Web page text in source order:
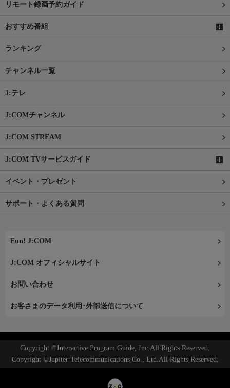
リモート録画予約ガイド
おすすめ番組
ランキング
チャンネル一覧
J:テレ
J:COMチャンネル
J:COM STREAM
J:COM TVサービスガイド
イベント・プレゼント
サポート・よくある質問
Fun! J:COM
J:COM オフィシャルサイト
お問い合わせ
お客さまのデータ利用･外部送信について
Copyright ©Interactive Program Guide, Inc.All Rights Reserved.
Copyright ©Jupiter Telecommunications Co., Ltd.All Rights Reserved.